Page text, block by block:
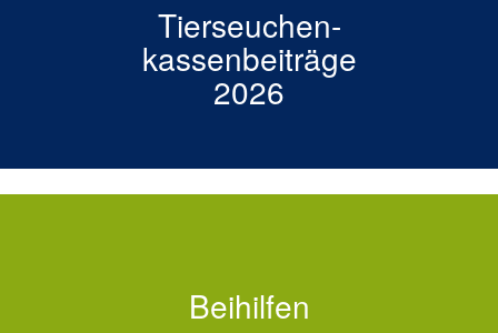
Tierseuchen-
kassenbeiträge
2026
Die aktuelle Beitragssatzung der
Tierseuchenkasse
Beihilfen
Tierseuchenkasse informieren.